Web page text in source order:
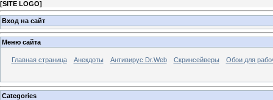
[SITE LOGO]
Вход на сайт
Меню сайта
Главная страница Анекдоты Антивирус Dr.Web Скринсейверы Обои для
Categories